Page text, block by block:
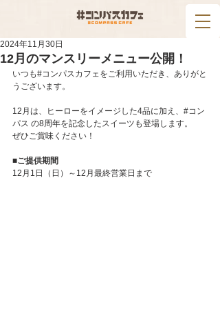
12月のマンスリーメニュー公開！
2024年11月30日
いつも#コンパスカフェをご利用いただき、ありがと
うございます。
12月は、ヒーローをイメージした4品に加え、#コン
パス の8周年を記念したスイーツも登場します。
ぜひご賞味ください！
■ご提供期間
12月1日（日）～12月最終営業日まで